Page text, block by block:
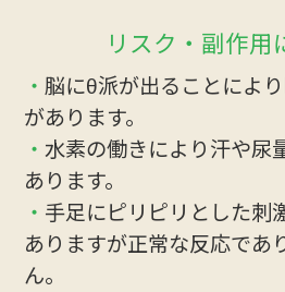
リスク・副作用
・脳にθ派が出ることによ
があります。
・水素の働きにより汗や尿
あります。
・ 手足にピリピリとした刺
ありますが正常な反応であ
ん。